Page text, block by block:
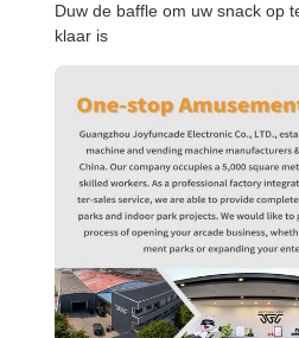
Duw de baffle om uw snack op
klaar is